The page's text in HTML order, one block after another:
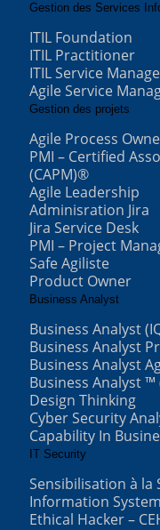
Gestion des Services
ITIL Foundation
ITIL Practitioner
ITIL Service
Agile Service
Gestion des projets
Agile Process
PMI – Certified
(CAPM)®
Agile Leadership
Adminisration Jira
Jira Service Desk
PMI – Project
Safe Agiliste
Product Owner
Business Analyst
Business Analyst
Business Analyst
Business Analyst
Business Analyst ™
Design Thinking
Cyber Security
Capability In
IT Security
Sensibilisation à
Information
Ethical Hacker –